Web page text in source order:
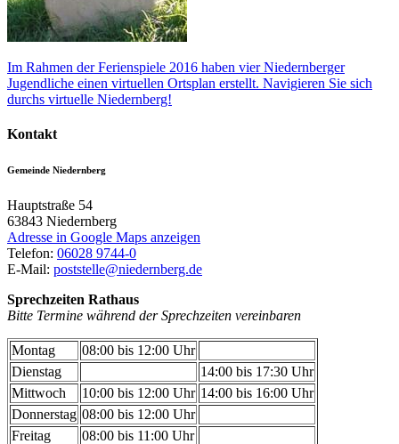
Im Rahmen der Ferienspiele 2016 haben vier Niedernberger
Jugendliche einen virtuellen Ortsplan erstellt. Navigieren Sie sich
durchs virtuelle Niedernberg!
Kontakt
Gemeinde Niedernberg
Hauptstraße 54
63843 Niedernberg
Adresse in Google Maps anzeigen
Telefon: 06028 9744-0
E-Mail: poststelle@niedernberg.de
Sprechzeiten Rathaus
Bitte Termine während der Sprechzeiten vereinbaren
Montag
08:00 bis 12:00 Uhr
Dienstag
14:00 bis 17:30 Uhr
Mittwoch
10:00 bis 12:00 Uhr 14:00 bis 16:00 Uhr
Donnerstag 08:00 bis 12:00 Uhr
Freitag
08:00 bis 11:00 Uhr